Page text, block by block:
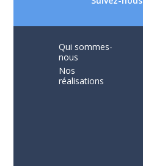
Qui sommes-
nous
Nos
réalisations